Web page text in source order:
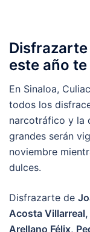
este año
En Sinaloa,
todos los
narcotráfico y la
grandes serán
noviembre
dulces.
Disfrazarte de
Acosta
Arellano Félix,